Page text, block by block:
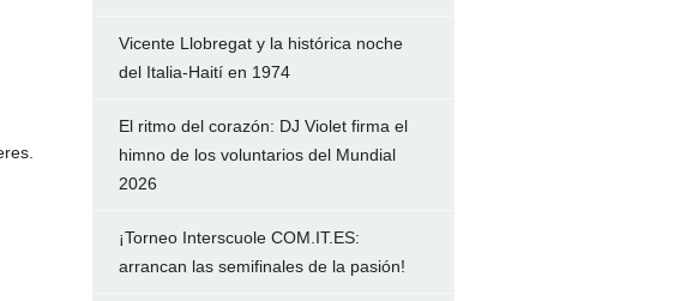
Vicente Llobregat y la histórica noche
del Italia-Haití en 1974
El ritmo del corazón: DJ Violet firma el
himno de los voluntarios del Mundial
2026
¡Torneo Interscuole COM.IT.ES:
arrancan las semifinales de la pasión!